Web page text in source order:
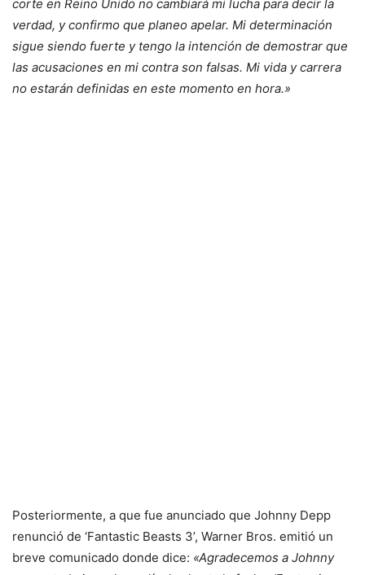
corte en Reino Unido no cambiará mi lucha para decir la
verdad, y confirmo que planeo apelar. Mi determinación
sigue siendo fuerte y tengo la intención de demostrar que
las acusaciones en mi contra son falsas. Mi vida y carrera
no estarán definidas en este momento en hora.»
Posteriormente, a que fue anunciado que Johnny Depp
renunció de ‘Fantastic Beasts 3’, Warner Bros. emitió un
breve comunicado donde dice: «Agradecemos a Johnny